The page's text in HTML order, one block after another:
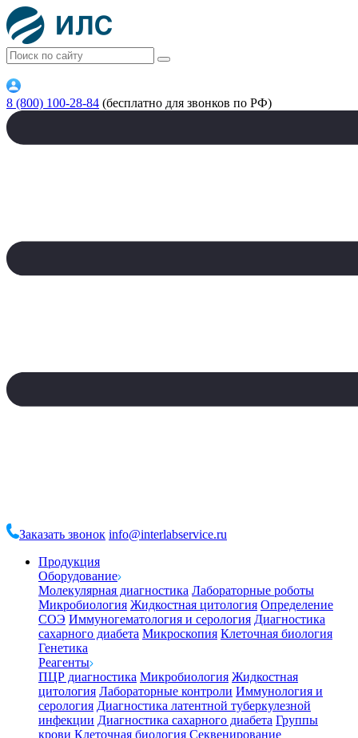
8 (800) 100-28-84 (бесплатно для звонков по РФ)
Заказать звонок info@interlabservice.ru
Продукция
Оборудование
Молекулярная диагностика Лабораторные роботы
Микробиология Жидкостная цитология Определение
СОЭ Иммуногематология и серология Диагностика
сахарного диабета Микроскопия Клеточная биология
Генетика
Реагенты
ПЦР диагностика Микробиология Жидкостная
цитология Лабораторные контроли Иммунология и
серология Диагностика латентной туберкулезной
инфекции Диагностика сахарного диабета Группы
крови Клеточная биология Секвенирование